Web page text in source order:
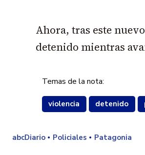
Ahora, tras este
detenido mientras
Temas de la nota:
violencia detenido
abcDiario Policiales Patagonia